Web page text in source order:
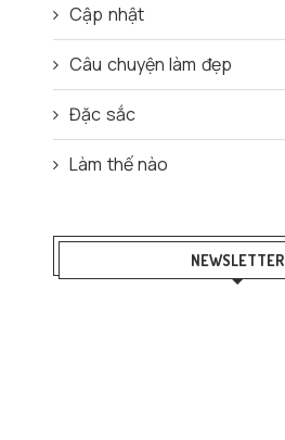
Cập nhật
Câu chuyện làm đẹp
Đặc sắc
Làm thế nào
NEWSLETTER